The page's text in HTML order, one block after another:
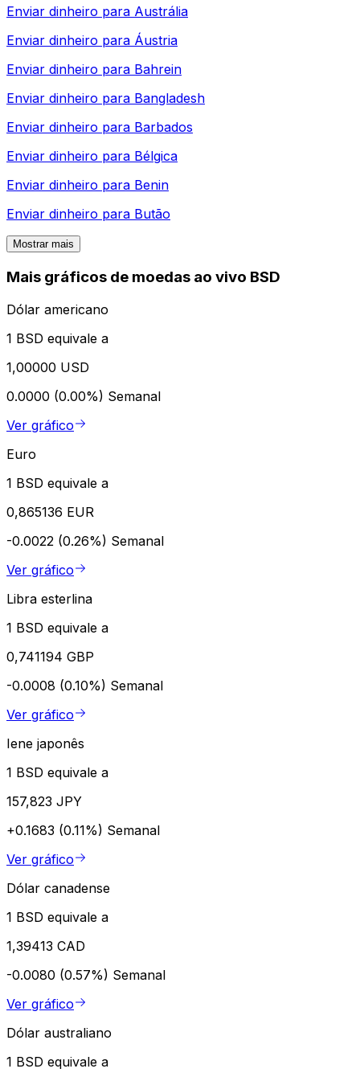
Enviar dinheiro para Austrália
Enviar dinheiro para Áustria
Enviar dinheiro para Bahrein
Enviar dinheiro para Bangladesh
Enviar dinheiro para Barbados
Enviar dinheiro para Bélgica
Enviar dinheiro para Benin
Enviar dinheiro para Butão
Mostrar mais
Mais gráficos de moedas ao vivo BSD
Dólar americano
1 BSD equivale a
1,00000 USD
0.0000 (0.00%) Semanal
Ver gráfico
Euro
1 BSD equivale a
0,865136 EUR
-0.0022 (0.26%) Semanal
Ver gráfico
Libra esterlina
1 BSD equivale a
0,741194 GBP
-0.0008 (0.10%) Semanal
Ver gráfico
Iene japonês
1 BSD equivale a
157,823 JPY
+0.1683 (0.11%) Semanal
Ver gráfico
Dólar canadense
1 BSD equivale a
1,39413 CAD
-0.0080 (0.57%) Semanal
Ver gráfico
Dólar australiano
1 BSD equivale a